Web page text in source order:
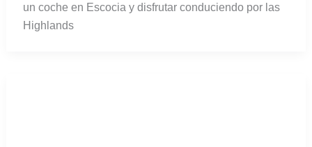
un coche en Escocia y disfrutar conduciendo por las
Highlands